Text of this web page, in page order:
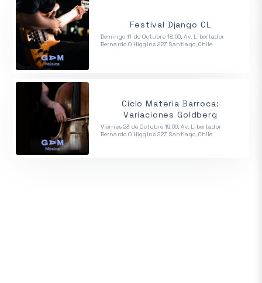
Festival Django CL
Domingo 11 de Octubre 18:00, Av. Libertador
Bernardo O'Higgins 227, Santiago, Chile
Ciclo Materia Barroca:
Variaciones Goldberg
Viernes 23 de Octubre 19:00, Av. Libertador
Bernardo O'Higgins 227, Santiago, Chile